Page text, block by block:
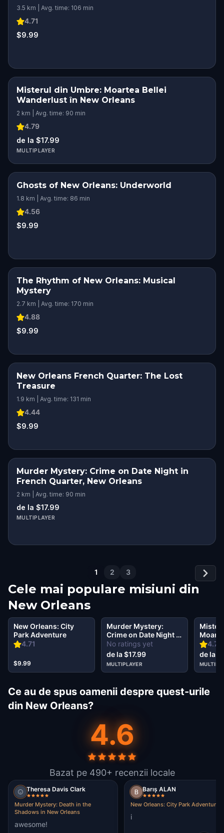
3.5 km | Avg. time: 106 min
4.71
$9.99
Misterul din Umbre: Moartea Bellei
Wanderlust în New Orleans
2 km | Avg. time: 90 min
4.79
de la $17.99
MULTIPLAYER
Ghosts of New Orleans: Underworld
1.8 km | Avg. time: 86 min
4.56
$9.99
The Rhythm of New Orleans: Musical
Mystery
2.7 km | Avg. time: 170 min
4.88
$9.99
New Orleans French Quarter: The Lost
Treasure
1.9 km | Avg. time: 131 min
4.44
$9.99
Murder Mystery: Crime on Date Night in
French Quarter, New Orleans
2 km | Avg. time: 90 min
de la $17.99
MULTIPLAYER
1 2 3
Cele mai populare misiuni din
New Orleans
4.71
New Orleans: City
Park Adventure
$9.99
No ratings yet
Murder Mystery:
Crime on Date Night in
French Quarter, New
Orleans
de la $17.99
MULTIPLAYER
4.79
de la
Ce au de spus oamenii despre quest-urile
din New Orleans?
4.6
Bazat pe 490+ recenzii locale
Theresa Davis Clark
Murder Mystery: Death in the
Shadows in New Orleans
awesome!
Barış ALAN
New Orleans: City Park Adventure
i